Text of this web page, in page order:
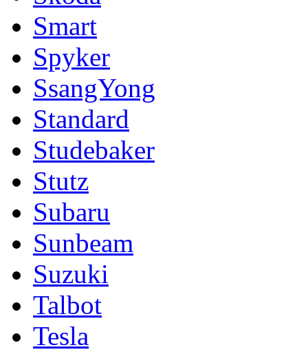
Smart
Spyker
SsangYong
Standard
Studebaker
Stutz
Subaru
Sunbeam
Suzuki
Talbot
Tesla